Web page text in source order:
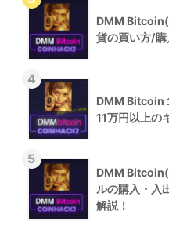
DMM
貨の買い方/購
DMM Bitcoin
11万円以上の
DMM
ルの購入・入
解説！